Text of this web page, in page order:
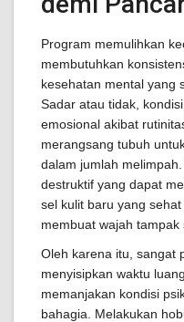
Program memulihkan
membutuhkan
kesehatan mental yang
Sadar atau tidak,
emosional akibat
merangsang tubuh
dalam jumlah
destruktif yang dapat
sel kulit baru yang
membuat wajah tampak
Oleh karena itu, sangat
menyisipkan waktu
memanjakan kondisi
bahagia. Melakukan